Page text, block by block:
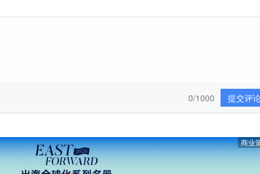
提交评
0/1000
商业